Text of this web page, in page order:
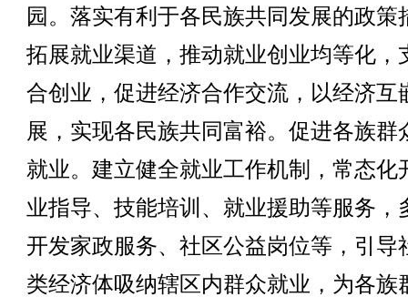
园。落实有利于各民族共同发展的政策
拓展就业渠道，推动就业创业均等化，
合创业，促进经济合作交流，以经济互
展，实现各民族共同富裕。促进各族群
就业。建立健全就业工作机制，常态化
业指导、技能培训、就业援助等服务，
开发家政服务、社区公益岗位等，引导
类经济体吸纳辖区内群众就业，为各族